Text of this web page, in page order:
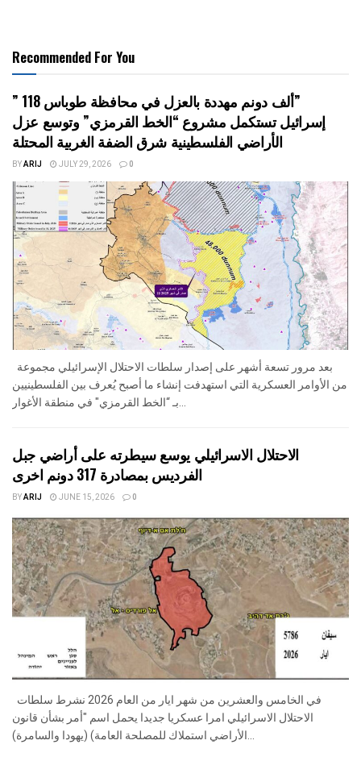
Recommended For You
” 118 ألف دونم مهددة بالعزل في محافظة طوباس”
إسرائيل تستكمل مشروع “الخط القرمزي” وتوسع عزل
الأراضي الفلسطينية شرق الضفة الغربية المحتلة
BYARIJ JULY 29, 2026 0
من الأوامر العسكرية التي استهدفت إنشاء ما أصبح يُعرف بين الفلسطينيين
بـ “الخط القرمزي" في منطقة الأغوار...
الاحتلال الاسرائيلي يوسع سيطرته على أراضي جبل
الفرديس بمصادرة 317 دونم اخرى
BYARIJ JUNE 15, 2026 0
الاحتلال الاسرائيلي امرا عسكريا جديدا يحمل اسم "أمر بشأن قانون
الأراضي استملاك للمصلحة العامة) (يهودا والسامرة)...